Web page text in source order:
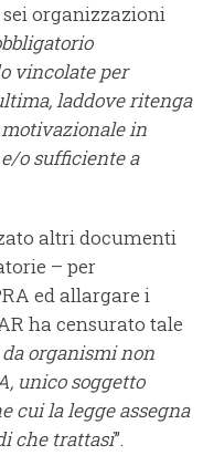
organizzazioni
vincolate per
laddove ritenga
in
o sufficiente a
altri documenti
– per
ed allargare i
ha censurato tale
organismi non
unico soggetto
cui la legge assegna
che trattasi”.